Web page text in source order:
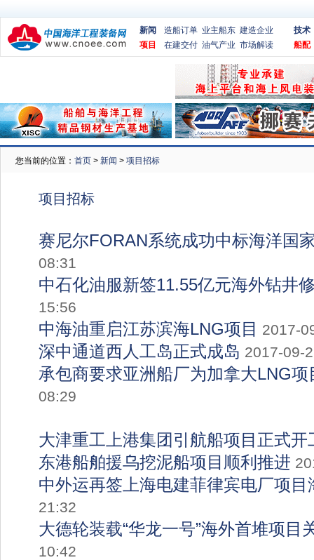
新闻 造船订单 业主船东 建造企业
项目
在建交付 油气产业 市场解读
技术
船配
您当前的位置： 首页 > 新闻 > 项目招标
项目招标
赛尼尔FORAN系统成功中标海洋国
08:31
中石化油服新签11.55亿元海外钻井
15:56
中海油重启江苏滨海LNG项目 2017-
深中通道西人工岛正式成岛 2017-09-
承包商要求亚洲船厂为加拿大LNG项
08:29
大津重工上港集团引航船项目正式开
东港船舶援乌挖泥船项目顺利推进
中外运再签上海电建菲律宾电厂项目
21:32
大德轮装载“华龙一号”海外首堆项目
10:42